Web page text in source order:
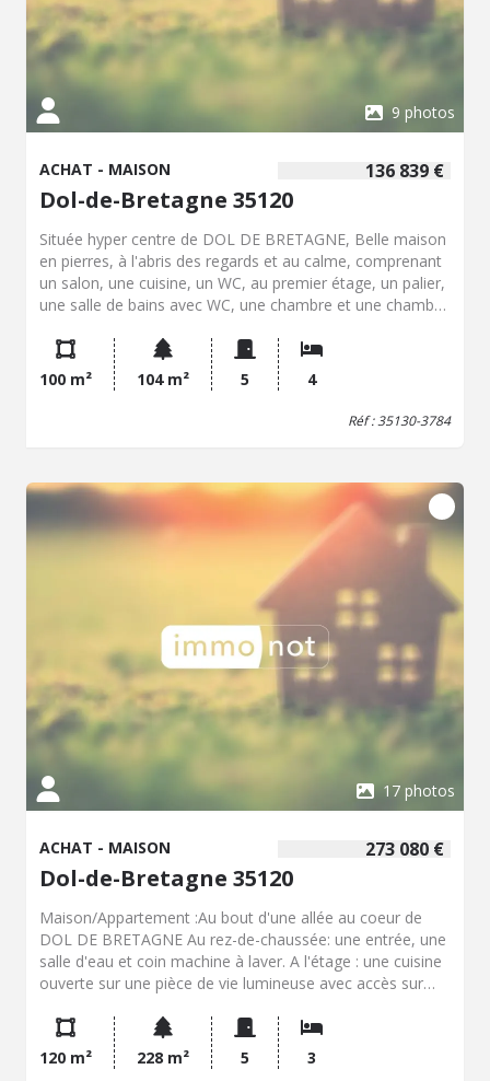
9 photos
136 839 €
ACHAT - MAISON
Dol-de-Bretagne 35120
Située hyper centre de DOL DE BRETAGNE, Belle maison
en pierres, à l'abris des regards et au calme, comprenant
un salon, une cuisine, un WC, au premier étage, un palier,
une salle de bains avec WC, une chambre et une chambre
chambres. Cave. Cellier. Jardin sur le devant de la maison,
Cette maison est accessible par un chemin piéton. Pas de
stationnement privatifs. Travaux de rénovation
importants (plus d'information par téléphone)
100 m² 104 m² 5 4
Réf : 35130-3784
17 photos
273 080 €
ACHAT - MAISON
Dol-de-Bretagne 35120
Maison/Appartement :Au bout d'une allée au coeur de
DOL DE BRETAGNE Au rez-de-chaussée: une entrée, une
salle d'eau et coin machine à laver. A l'étage : une cuisine
ouverte sur une pièce de vie lumineuse avec accès sur
salon. Au deuxième étage : un dégagement dessert une
première chambre. Au troisième étage : un dégagement
dessert une deuxième chambre avec salle de bains et wc.
120 m² 228 m² 5 3